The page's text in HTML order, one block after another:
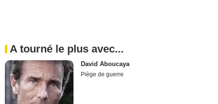
A tourné le plus avec...
David Aboucaya
Piège de guerre